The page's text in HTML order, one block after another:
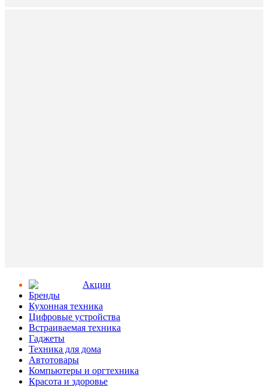
Aкции
Бренды
Кухонная техника
Цифровые устройства
Встраиваемая техника
Гаджеты
Техника для дома
Автотовары
Компьютеры и оргтехника
Красота и здоровье